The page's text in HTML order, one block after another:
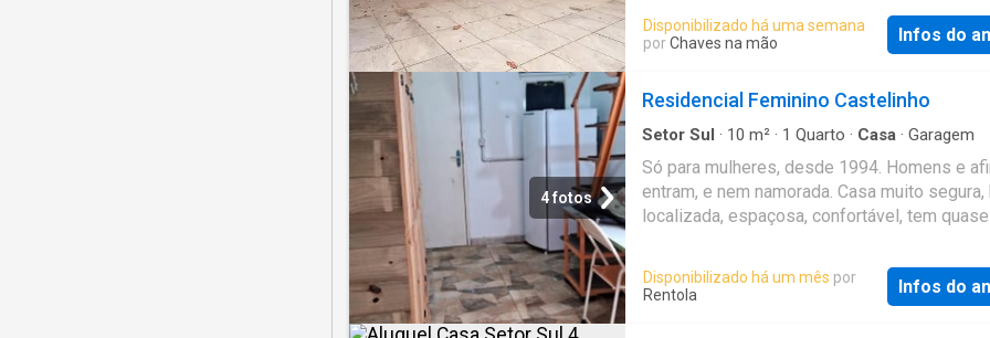
localizado. Ideal para clínicas, escritórios,
coworkings e diversos segmentos que
conforto, funcionalidade e uma boa
salas amplas, todas equipadas com banheiro
privativo, garantindo praticidade e
estrutura dispõe de 3 recepções bem
sendo 2 salas com recepção independente e
2 compartilhando um ambiente comum,
proporcionando flexibilidade na organização
imóvel oferece uma estrutura completa com
quartos, sendo 3 suítes, além de 1 banheiro
Disponibilizado há uma semana
porChaves na mão Infos do
4 fotos
Residencial Feminino Castelinho
Setor Sul · 10 m² · 1 Quarto · Casa · Garagem
Só para mulheres, desde 1994. Homens e
entram, e nem namorada. Casa muito segura,
localizada, espaçosa, confortável, tem
valores válidos até janeiro de 2027, sempre
tôdas as taxas mensais inclusas(água,
Iptu e Wi-Fi 4G ou 5G das operadoras Nio,
Disponibilizado há um mês por
Rentola
Infos do